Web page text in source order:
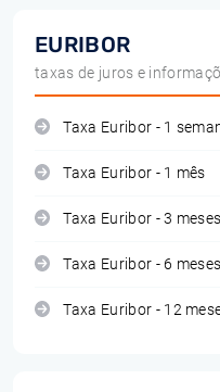
EURIBOR
taxas de juros e
Taxa Euribor - 1
Taxa Euribor - 1 mês
Taxa Euribor - 3 meses
Taxa Euribor - 6 meses
Taxa Euribor - 12